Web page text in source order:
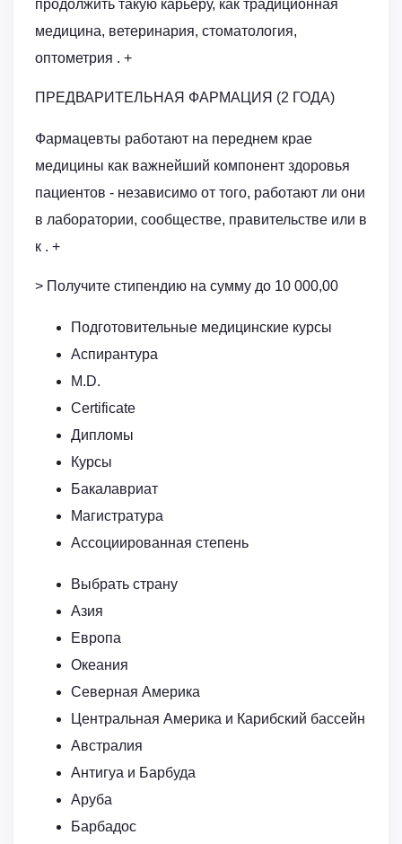
продолжить такую карьеру, как традиционная
медицина, ветеринария, стоматология,
оптометрия . +
ПРЕДВАРИТЕЛЬНАЯ ФАРМАЦИЯ (2 ГОДА)
Фармацевты работают на переднем крае
медицины как важнейший компонент здоровья
пациентов - независимо от того, работают ли они
в лаборатории, сообществе, правительстве или в
к . +
> Получите стипендию на сумму до 10 000,00
Подготовительные медицинские курсы
Аспирантура
M.D.
Certificate
Дипломы
Курсы
Бакалавриат
Магистратура
Ассоциированная степень
Выбрать страну
Азия
Европа
Океания
Северная Америка
Центральная Америка и Карибский бассейн
Австралия
Антигуа и Барбуда
Аруба
Барбадос